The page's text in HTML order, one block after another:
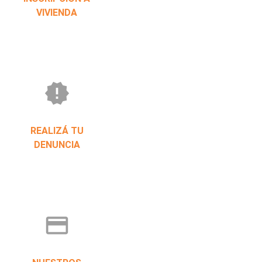
VIVIENDA
new_releases
REALIZÁ TU
DENUNCIA
credit_card